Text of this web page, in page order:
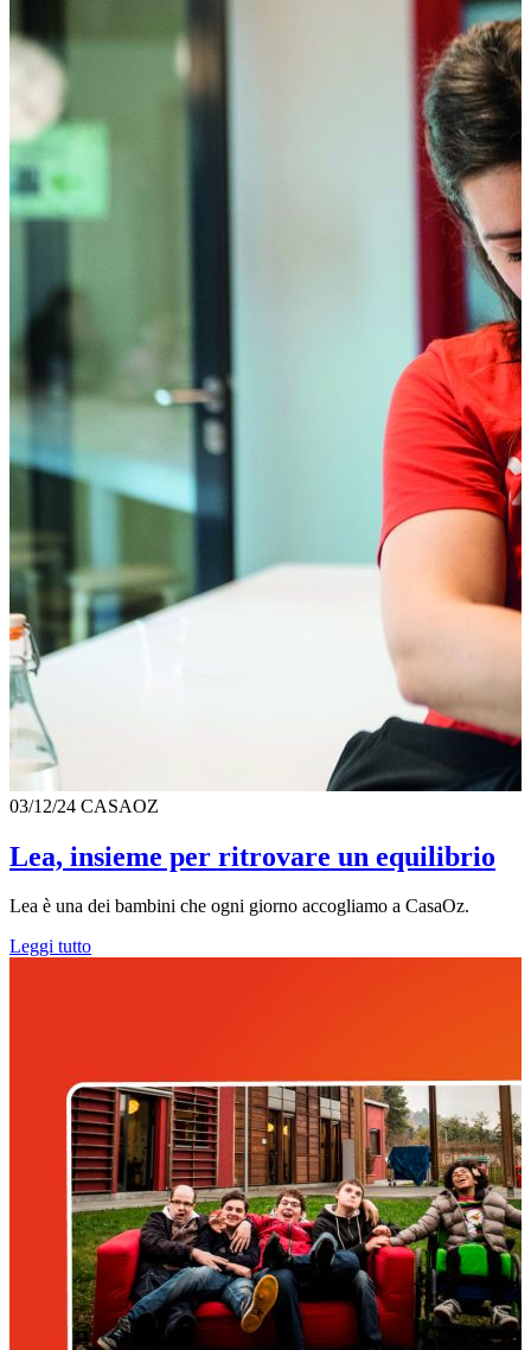
03/12/24 CASAOZ
Lea, insieme per ritrovare un equilibrio
Lea è una dei bambini che ogni giorno accogliamo a CasaOz.
Leggi tutto